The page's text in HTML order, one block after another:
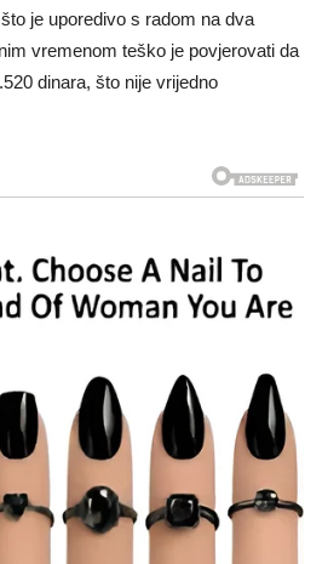
je uporedivo s radom na dva
vremenom teško je povjerovati da
dinara, što nije vrijedno